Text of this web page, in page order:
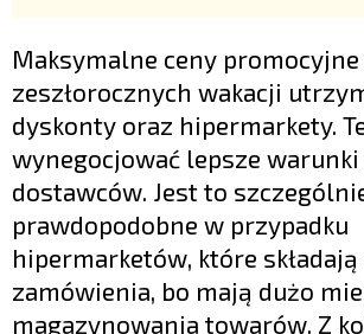
Maksymalne ceny promocyjne
zeszłorocznych wakacji
dyskonty oraz hipermarkety.
wynegocjować lepsze warunki
dostawców. Jest to
prawdopodobne w przypadku
hipermarketów, które
zamówienia, bo mają dużo
magazynowania towarów. Z